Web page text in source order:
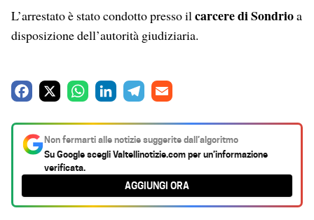
L’arrestato è stato condotto presso ilcarcere di Sondrioa
disposizione dell’autorità giudiziaria.
c
e
b
o
t
s
A
k
e
d
e
g
r
a
i
l
Non fermarti alle notizie suggerite dall’algoritmo
Su Google scegliValtellinotizie.comper un’informazione
verificata.
AGGIUNGI ORA